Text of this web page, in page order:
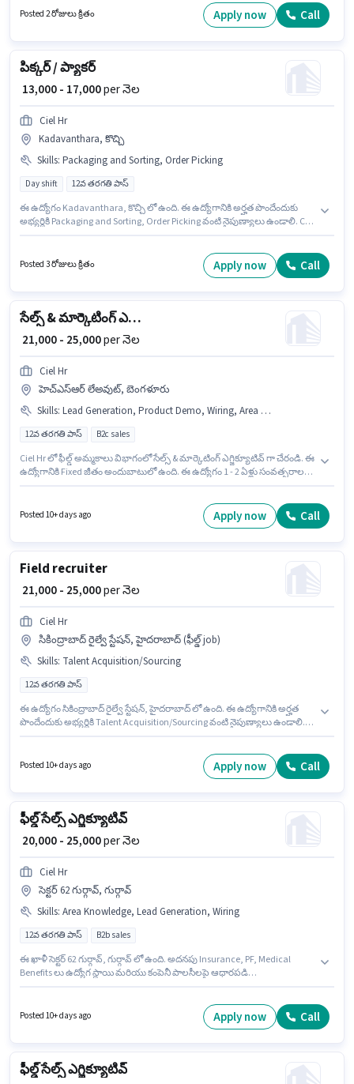
ఫీల్డ్ సేల్స్ ఎగ్జిక్యూటివ్ గా చేరండి. అదనపు Insurance, PF లు ఉద్యోగ స్థాయి
మరియు కంపెనీ పాలసీలపై ఆధారపడి ఇప్పించబడతాయి.
Posted 2 రోజులు క్రితం Apply now Call
పిక్కర్ / ప్యాకర్
₹ 13,000 - 17,000per నెల
Ciel Hr
Kadavanthara, కొచ్చి
Skills: Packaging and Sorting, Order Picking
Day shift 12వ తరగతి పాస్
ఈ ఉద్యోగం Kadavanthara, కొచ్చి లో ఉంది. ఈ ఉద్యోగానికి అర్హత పొందేందుకు
అభ్యర్థికి Packaging and Sorting, Order Picking వంటి నైపుణ్యాలు ఉండాలి. Ciel
లేదా సర్టిఫికెట్ కలిగి ఉండాలి. ఈ ఉద్యోగానికి Fixed జీతం అందుబాటులో ఉంది.
Posted 3 రోజులు క్రితం Apply now Call
సేల్స్ & మార్కెటింగ్ ఎగ్జిక్యూటివ్
₹ 21,000 - 25,000per నెల
Ciel Hr
హెచ్ఎస్ఆర్ లేఅవుట్, బెంగళూరు
Skills: Lead Generation, Product Demo, Wiring, Area Knowledge
12వ తరగతి పాస్ B2c sales
Ciel Hr లో ఫీల్డ్ అమ్మకాలు విభాగంలో సేల్స్ & మార్కెటింగ్ ఎగ్జిక్యూటివ్ గా చేరండి. ఈ
ఉద్యోగానికి Fixed జీతం అందుబాటులో ఉంది. ఈ ఉద్యోగం 1 - 2 ఏళ్లు సంవత్సరాల
పాలసీలపై ఆధారపడి ఇప్పించబడతాయి. ఈ ఖాళీ హెచ్ఎస్ఆర్ లేఅవుట్, బెంగళూరు
లో ఉంది. ఈ ఉద్యోగానికి అభ్యర్థి వద్ద Lead Generation, Product Demo, Wiring,
Posted 10+ days ago Apply now Call
Field recruiter
₹ 21,000 - 25,000per నెల
Ciel Hr
సికింద్రాబాద్ రైల్వే స్టేషన్, హైదరాబాద్ (ఫీల్డ్ job)
Skills: Talent Acquisition/Sourcing
12వ తరగతి పాస్
ఈ ఉద్యోగం సికింద్రాబాద్ రైల్వే స్టేషన్, హైదరాబాద్ లో ఉంది. ఈ ఉద్యోగానికి అర్హత
పొందేందుకు అభ్యర్థికి Talent Acquisition/Sourcing వంటి నైపుణ్యాలు ఉండాలి.
అందుబాటులో ఉంది. Ciel Hr లో రిక్రూటర్ / హెచ్ఆర్ / అడ్మిన్ విభాగంలో Field
recruiter గా చేరండి. దరఖాస్తుదారులు కనీసం 12వ తరగతి పాస్ డిగ్రీ లేదా సర్టిఫికెట్
Posted 10+ days ago Apply now Call
ఫీల్డ్ సేల్స్ ఎగ్జిక్యూటివ్
₹ 20,000 - 25,000per నెల
Ciel Hr
సెక్టర్ 62 గుర్గావ్, గుర్గావ్
Skills: Area Knowledge, Lead Generation, Wiring
12వ తరగతి పాస్ B2b sales
ఈ ఖాళీ సెక్టర్ 62 గుర్గావ్, గుర్గావ్ లో ఉంది. అదనపు Insurance, PF, Medical
Benefits లు ఉద్యోగ స్థాయి మరియు కంపెనీ పాలసీలపై ఆధారపడి
Area Knowledge వంటి నైపుణ్యాలు ఉండాలి. ఈ ఉద్యోగానికి అభ్యర్థులు
తప్పనిసరిగా 12వ తరగతి పాస్ డిగ్రీ/సర్టిఫికెట్ కలిగి ఉండాలి. ఈ ఉద్యోగానికి Fixed
Posted 10+ days ago Apply now Call
ఫీల్డ్ సేల్స్ ఎగ్జిక్యూటివ్